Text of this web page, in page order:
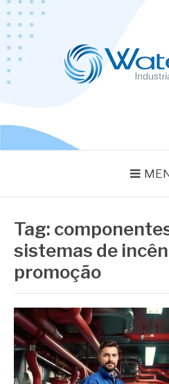
Pular
para
conteúdo
Tag:
sistemas de
promoção